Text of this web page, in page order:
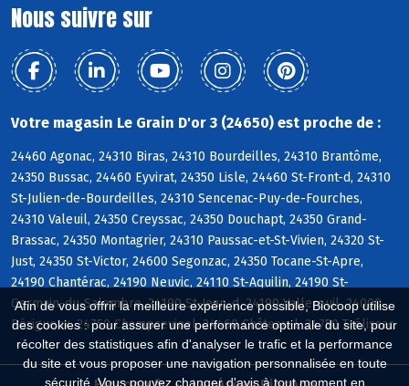
Afin de vous offrir la meilleure expérience possible, Biocoop utilise
des cookies : pour assurer une performance optimale du site, pour
récolter des statistiques afin d'analyser le trafic et la performance
du site et vous proposer une navigation personnalisée en toute
sécurité. Vous pouvez changer d'avis à tout moment en
Nous suivre sur
Votre magasin Le Grain D'or 3 (24650) est proche de :
24460 Agonac, 24310 Biras, 24310 Bourdeilles, 24310 Brantôme,
24350 Bussac, 24460 Eyvirat, 24350 Lisle, 24460 St-Front-d, 24310
St-Julien-de-Bourdeilles, 24310 Sencenac-Puy-de-Fourches,
24310 Valeuil, 24350 Creyssac, 24350 Douchapt, 24350 Grand-
Brassac, 24350 Montagrier, 24310 Paussac-et-St-Vivien, 24320 St-
Just, 24350 St-Victor, 24600 Segonzac, 24350 Tocane-St-Apre,
24190 Chantérac, 24190 Neuvic, 24110 St-Aquilin, 24190 St-
Germain-du-Salembre, 24190 St-Jean-d, 24190 Vallereuil, 24000
Périgueux, 24750 Champcevinel, 24460 Château-l, 24750 Trélissac